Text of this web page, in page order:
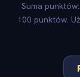
Suma
100 punktów.